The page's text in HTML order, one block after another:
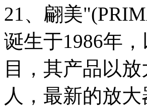
21、翩美
诞生于1986年
目，其产品以
人，最新的放